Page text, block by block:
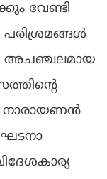
വേണ്ടി
അചഞ്ചലമായ